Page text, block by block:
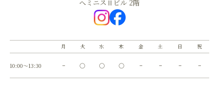
へミニスⅡビル 2階
月 火 水 木 金 土 日 祝
10:00～13:30 − ◯ ◯ ◯ − − − −